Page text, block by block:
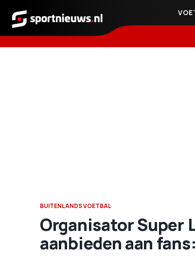
Sportnieuws.nl
BUITENLANDS VOETBAL
Organisator Super
aanbieden aan